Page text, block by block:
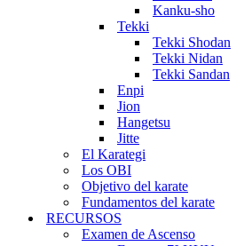
Kanku-sho
Tekki
Tekki Shodan
Tekki Nidan
Tekki Sandan
Enpi
Jion
Hangetsu
Jitte
El Karategi
Los OBI
Objetivo del karate
Fundamentos del karate
RECURSOS
Examen de Ascenso